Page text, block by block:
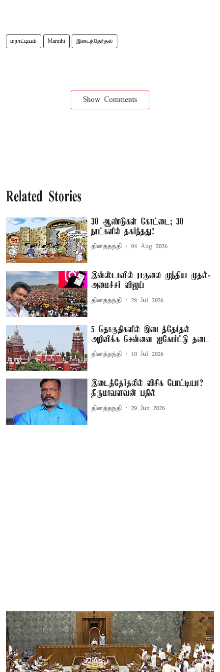
மராட்டியம் Marathi இடைத்தேர்தல்
Show Comments
Related Stories
30 ஆண்டுகள் கோட்டை; 30
நாட்களில் தகர்ந்தது!
தினத்தந்தி 04 Aug 2026
இன்ஸ்டாவில் ராகுலை முந்திய முதல்-
அமைச்சர் விஜய்
தினத்தந்தி 28 Jul 2026
5 தொகுதிகளில் இடைத்தேர்தல்
அறிவிக்க சென்னை ஐகோர்ட்டு தடை
தினத்தந்தி 10 Jul 2026
இடைத்தேர்தலில் விசிக போட்டியா?
திருமாவளவன் பதில்
தினத்தந்தி 29 Jun 2026